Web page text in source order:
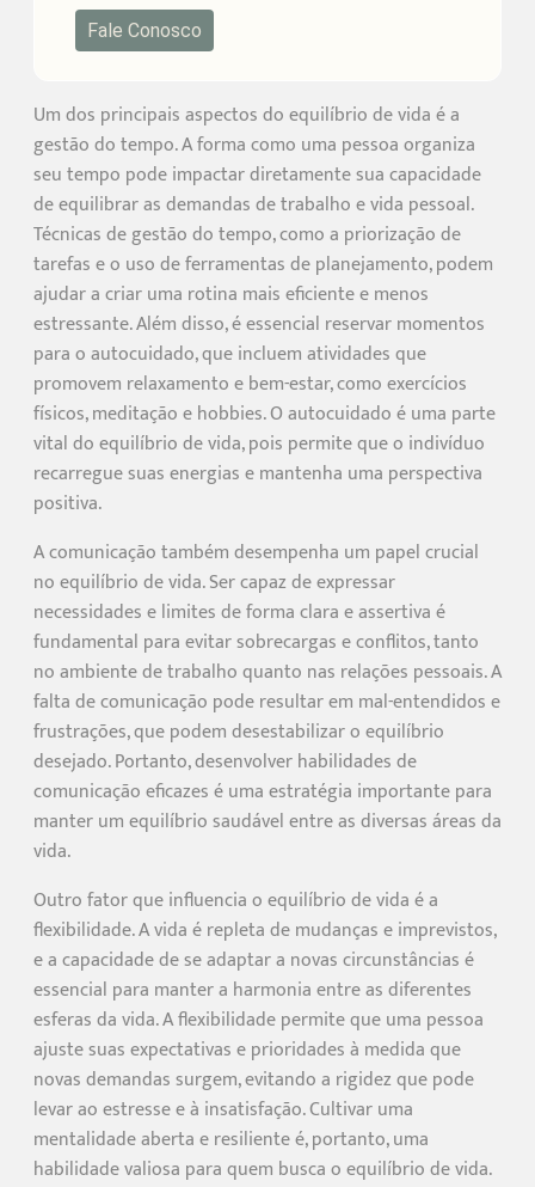
Fale Conosco
Um dos principais aspectos do equilíbrio de vida é a
gestão do tempo. A forma como uma pessoa organiza
seu tempo pode impactar diretamente sua capacidade
de equilibrar as demandas de trabalho e vida pessoal.
Técnicas de gestão do tempo, como a priorização de
tarefas e o uso de ferramentas de planejamento, podem
ajudar a criar uma rotina mais eficiente e menos
estressante. Além disso, é essencial reservar momentos
para o autocuidado, que incluem atividades que
promovem relaxamento e bem-estar, como exercícios
físicos, meditação e hobbies. O autocuidado é uma parte
vital do equilíbrio de vida, pois permite que o indivíduo
recarregue suas energias e mantenha uma perspectiva
positiva.
A comunicação também desempenha um papel crucial
no equilíbrio de vida. Ser capaz de expressar
necessidades e limites de forma clara e assertiva é
fundamental para evitar sobrecargas e conflitos, tanto
no ambiente de trabalho quanto nas relações pessoais. A
falta de comunicação pode resultar em mal-entendidos e
frustrações, que podem desestabilizar o equilíbrio
desejado. Portanto, desenvolver habilidades de
comunicação eficazes é uma estratégia importante para
manter um equilíbrio saudável entre as diversas áreas da
vida.
Outro fator que influencia o equilíbrio de vida é a
flexibilidade. A vida é repleta de mudanças e imprevistos,
e a capacidade de se adaptar a novas circunstâncias é
essencial para manter a harmonia entre as diferentes
esferas da vida. A flexibilidade permite que uma pessoa
ajuste suas expectativas e prioridades à medida que
novas demandas surgem, evitando a rigidez que pode
levar ao estresse e à insatisfação. Cultivar uma
mentalidade aberta e resiliente é, portanto, uma
habilidade valiosa para quem busca o equilíbrio de vida.